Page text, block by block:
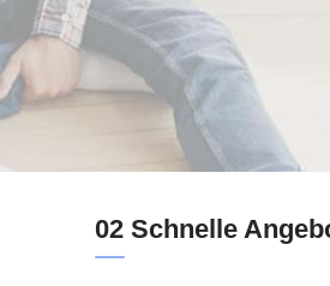
02 Schnelle